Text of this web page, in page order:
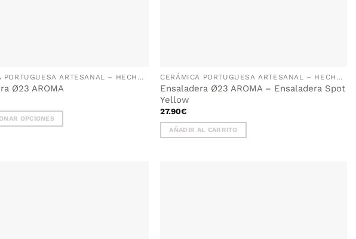
CERÁMICA PORTUGUESA ARTESANAL – HECHA A MANO EN PORTUGAL
Ø23 AROMA
OPCIONES
CERÁMICA PORTUGUESA ARTESANAL – HECHA A MANO EN PORTUGAL
Ensaladera Ø23 AROMA – Ensaladera Spot
Yellow
27.90€
AÑADIR AL CARRITO